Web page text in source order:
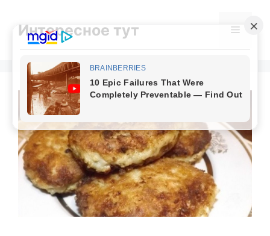
contentИнтересное тут Menu